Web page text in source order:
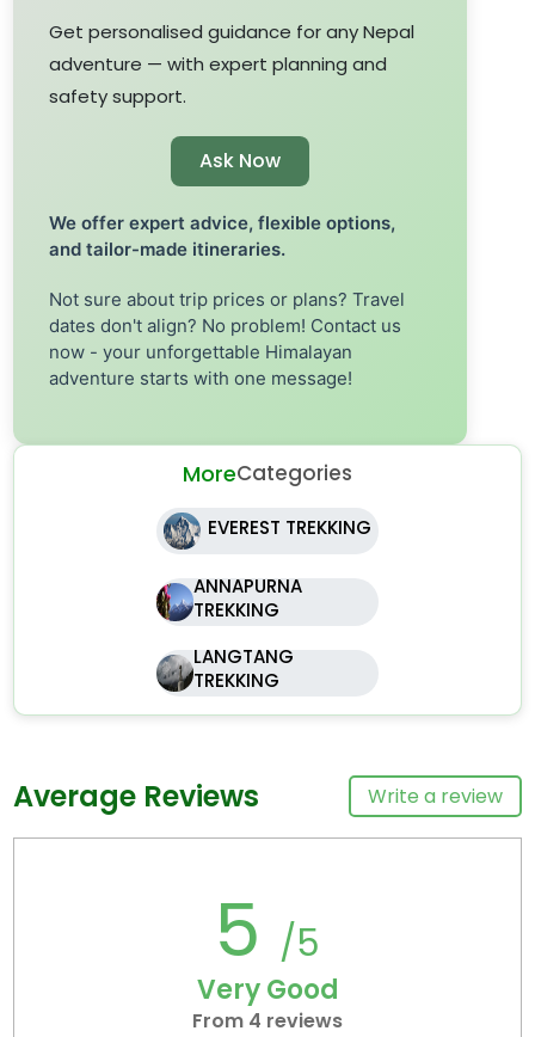
Get personalised guidance for any Nepal
adventure — with expert planning and
safety support.
Ask Now
We offer expert advice, flexible options,
and tailor-made itineraries.
Not sure about trip prices or plans? Travel
dates don't align? No problem! Contact us
now - your unforgettable Himalayan
adventure starts with one message!
MoreCategories
EVEREST TREKKING
ANNAPURNA
TREKKING
LANGTANG
TREKKING
Average Reviews Write a review
5 /5
Very Good
From 4 reviews